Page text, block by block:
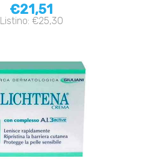
€21,51
Listino: €25,30